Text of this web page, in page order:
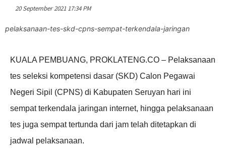
20 September 2021 17:34 PM
pelaksanaan-tes-skd-cpns-sempat-terkendala-jaringan
KUALA PEMBUANG, PROKLATENG.CO – Pelaksanaan
tes seleksi kompetensi dasar (SKD) Calon Pegawai
Negeri Sipil (CPNS) di Kabupaten Seruyan hari ini
sempat terkendala jaringan internet, hingga pelaksanaan
tes juga sempat tertunda dari jam telah ditetapkan di
jadwal pelaksanaan.